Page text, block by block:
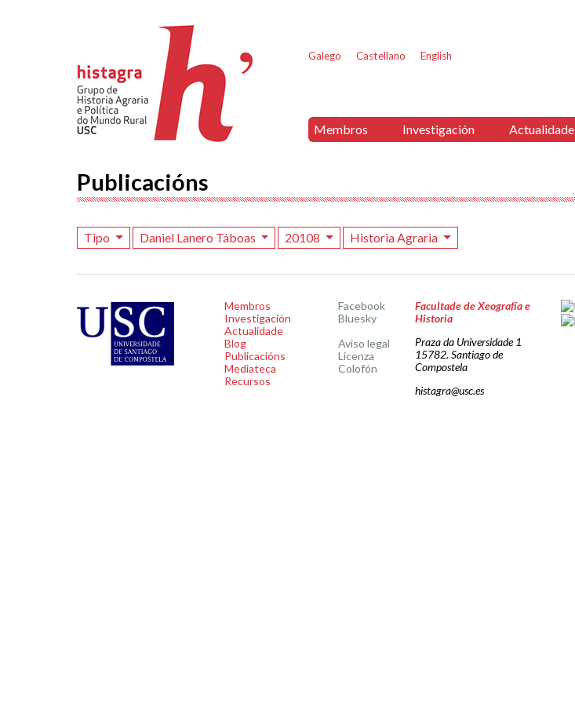
Galego Castellano English
Membros Investigación Actualidade
Publicacións
Tipo Daniel Lanero Táboas 20108 Historia Agraria
Membros
Investigación
Actualidade
Blog
Publicacións
Mediateca
Recursos
Facebook
Bluesky
Aviso legal
Licenza
Colofón
Facultade de Xeografía e
Historia
Praza da Universidade 1
15782. Santiago de
Compostela
histagra@usc.es